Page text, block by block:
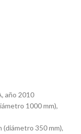
año 2010
1000 mm),
(diámetro 350 mm),